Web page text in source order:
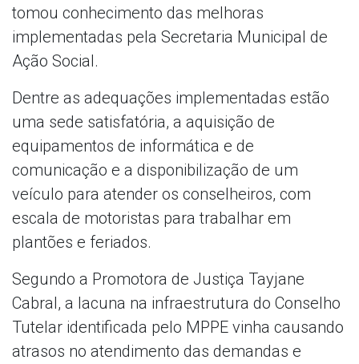
tomou conhecimento das melhoras
implementadas pela Secretaria Municipal de
Ação Social.
Dentre as adequações implementadas estão
uma sede satisfatória, a aquisição de
equipamentos de informática e de
comunicação e a disponibilização de um
veículo para atender os conselheiros, com
escala de motoristas para trabalhar em
plantões e feriados.
Segundo a Promotora de Justiça Tayjane
Cabral, a lacuna na infraestrutura do Conselho
Tutelar identificada pelo MPPE vinha causando
atrasos no atendimento das demandas e